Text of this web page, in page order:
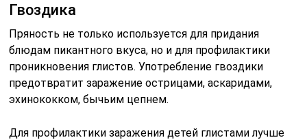
Гвоздика
Пряность не только используется для придания
блюдам пикантного вкуса, но и для профилактики
проникновения глистов. Употребление гвоздики
предотвратит заражение острицами, аскаридами,
эхинококком, бычьим цепнем.
Для профилактики заражения детей глистами лучше